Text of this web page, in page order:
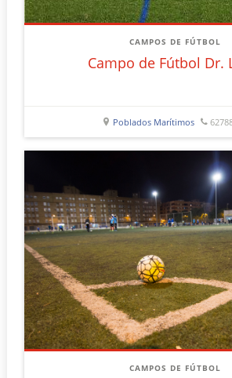
CAMPOS DE FÚTBOL
Campo de Fútbol Dr.
Poblados Marítimos
CAMPOS DE FÚTBOL